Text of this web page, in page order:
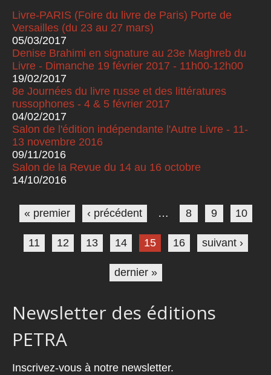
Livre-PARIS (Foire du livre de Paris) Porte de
Versailles (du 23 au 27 mars)
05/03/2017
Denise Brahimi en signature au 23e Maghreb du
Livre - Dimanche 19 février 2017 - 11h00-12h00
19/02/2017
8e Journées du livre russe et des littératures
russophones - 4 & 5 février 2017
04/02/2017
Salon de l'édition indépendante l'Autre Livre - 11-
13 novembre 2016
09/11/2016
Salon de la Revue du 14 au 16 octobre
14/10/2016
Pages
« premier ‹ précédent … 8 9 10
11 12 13 14 15 16 suivant ›
dernier »
Newsletter des éditions
PETRA
Inscrivez-vous à notre newsletter.